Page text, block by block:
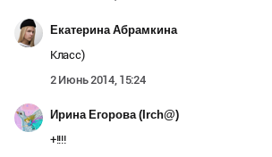
Екатерина Абрамкина
Класс)
2 Июнь 2014, 15:24
Ирина Егорова (Irch@)
+!!!!